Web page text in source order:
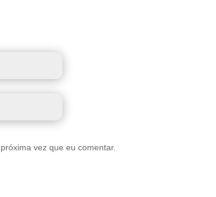
vez que eu comentar.